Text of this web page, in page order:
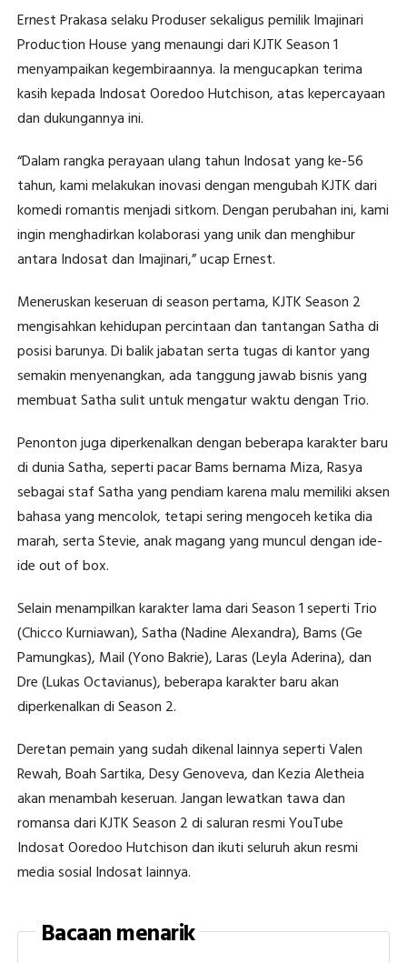
Ernest Prakasa selaku Produser sekaligus pemilik Imajinari
Production House yang menaungi dari KJTK Season 1
menyampaikan kegembiraannya. Ia mengucapkan terima
kasih kepada Indosat Ooredoo Hutchison, atas kepercayaan
dan dukungannya ini.
“Dalam rangka perayaan ulang tahun Indosat yang ke-56
tahun, kami melakukan inovasi dengan mengubah KJTK dari
komedi romantis menjadi sitkom. Dengan perubahan ini, kami
ingin menghadirkan kolaborasi yang unik dan menghibur
antara Indosat dan Imajinari,” ucap Ernest.
Meneruskan keseruan di season pertama, KJTK Season 2
mengisahkan kehidupan percintaan dan tantangan Satha di
posisi barunya. Di balik jabatan serta tugas di kantor yang
semakin menyenangkan, ada tanggung jawab bisnis yang
membuat Satha sulit untuk mengatur waktu dengan Trio.
Penonton juga diperkenalkan dengan beberapa karakter baru
di dunia Satha, seperti pacar Bams bernama Miza, Rasya
sebagai staf Satha yang pendiam karena malu memiliki aksen
bahasa yang mencolok, tetapi sering mengoceh ketika dia
marah, serta Stevie, anak magang yang muncul dengan ide-
ide out of box.
Selain menampilkan karakter lama dari Season 1 seperti Trio
(Chicco Kurniawan), Satha (Nadine Alexandra), Bams (Ge
Pamungkas), Mail (Yono Bakrie), Laras (Leyla Aderina), dan
Dre (Lukas Octavianus), beberapa karakter baru akan
diperkenalkan di Season 2.
Deretan pemain yang sudah dikenal lainnya seperti Valen
Rewah, Boah Sartika, Desy Genoveva, dan Kezia Aletheia
akan menambah keseruan. Jangan lewatkan tawa dan
romansa dari KJTK Season 2 di saluran resmi YouTube
Indosat Ooredoo Hutchison dan ikuti seluruh akun resmi
media sosial Indosat lainnya.
Bacaan menarik